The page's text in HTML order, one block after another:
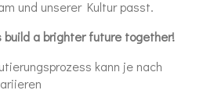
und unserer Kultur passt.
build a brighter future together!
kann je nach